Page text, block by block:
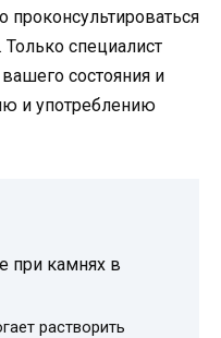
проконсультироваться
специалист
состояния и
и употреблению
при камнях в
растворить